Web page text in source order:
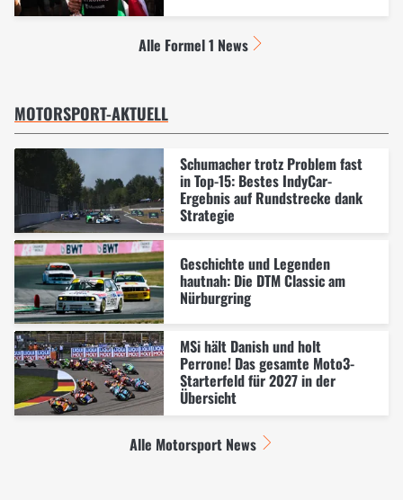
Alle Formel 1 News
MOTORSPORT-AKTUELL
Schumacher trotz Problem fast
in Top-15: Bestes IndyCar-
Ergebnis auf Rundstrecke dank
Strategie
Geschichte und Legenden
hautnah: Die DTM Classic am
Nürburgring
MSi hält Danish und holt
Perrone! Das gesamte Moto3-
Starterfeld für 2027 in der
Übersicht
Alle Motorsport News